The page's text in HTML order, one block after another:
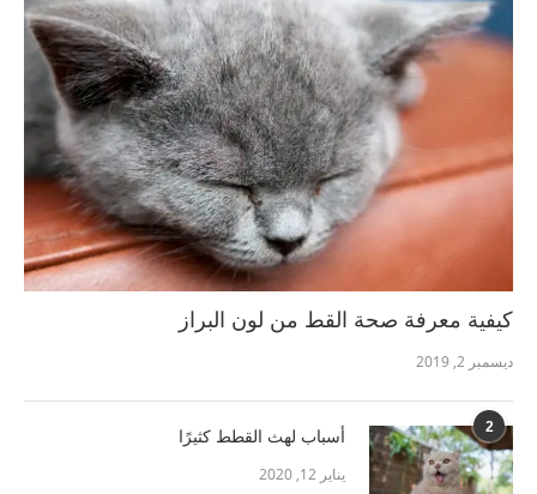
كيفية معرفة صحة القط من لون البراز
ديسمبر 2, 2019
2 أسباب لهث القطط كثيرًا
يناير 12, 2020